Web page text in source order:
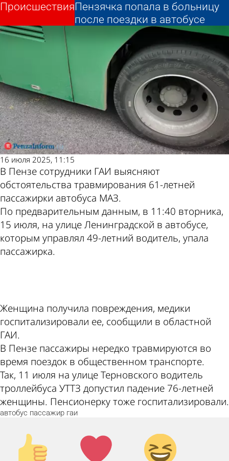
Пензячка попала в больницу
после поездки в автобусе
Происшествия
16 июля 2025, 11:15
В Пензе сотрудники ГАИ выясняют
обстоятельства травмирования 61-летней
пассажирки автобуса МАЗ.
По предварительным данным, в 11:40 вторника,
15 июля, на улице Ленинградской в автобусе,
которым управлял 49-летний водитель, упала
пассажирка.
Женщина получила повреждения, медики
госпитализировали ее, сообщили в областной
ГАИ.
В Пензе пассажиры нередко травмируются во
время поездок в общественном транспорте.
Так, 11 июля на улице Терновского водитель
троллейбуса УТТЗ допустил падение 76-летней
женщины. Пенсионерку тоже госпитализировали.
автобус пассажир гаи
Палец
вверх!
Лайк!
Дикий
смех!
Пензячка попала в больницу
после поездки в автобусе
Происшествия
Другие новости по
теме
Погода и курсы
валют в Пензе